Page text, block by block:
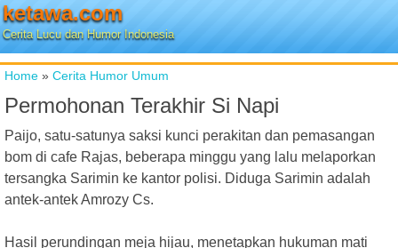
ketawa.com
Cerita Lucu dan Humor Indonesia
Home » Cerita Humor Umum
Permohonan Terakhir Si Napi
Paijo, satu-satunya saksi kunci perakitan dan pemasangan
bom di cafe Rajas, beberapa minggu yang lalu melaporkan
tersangka Sarimin ke kantor polisi. Diduga Sarimin adalah
antek-antek Amrozy Cs.
Hasil perundingan meja hijau, menetapkan hukuman mati